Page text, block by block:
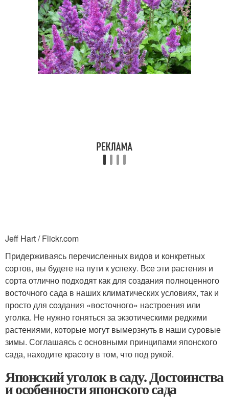
Jeff Hart / Flickr.com
Придерживаясь перечисленных видов и конкретных
сортов, вы будете на пути к успеху. Все эти растения и
сорта отлично подходят как для создания полноценного
восточного сада в наших климатических условиях, так и
просто для создания «восточного» настроения или
уголка. Не нужно гоняться за экзотическими редкими
растениями, которые могут вымерзнуть в наши суровые
зимы. Соглашаясь с основными принципами японского
сада, находите красоту в том, что под рукой.
Японский уголок в саду. Достоинства
и особенности японского сада